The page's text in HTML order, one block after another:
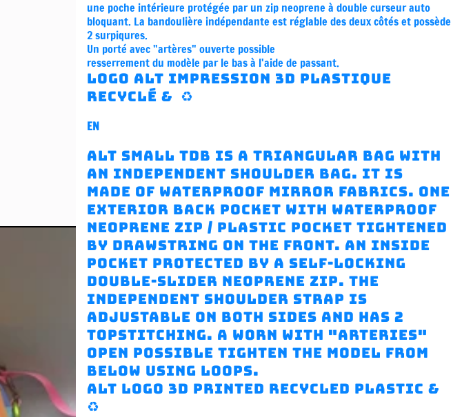
une poche intérieure protégée par un zip neoprene à double curseur auto
bloquant. La bandoulière indépendante est réglable des deux côtés et possède
2 surpiqures.
Un porté avec "artères" ouverte possible
resserrement du modèle par le bas à l'aide de passant.
Logo ALT impression 3D plastique
recyclé & ♻️
EN
ALT Small TDB is a triangular bag with
an independent shoulder bag. It is
made of waterproof mirror fabrics. One
exterior back pocket with waterproof
neoprene zip / plastic pocket tightened
by drawstring on the front. an inside
pocket protected by a self-locking
double-slider neoprene zip. The
independent shoulder strap is
adjustable on both sides and has 2
topstitching. A worn with "arteries"
open possible Tighten the model from
below using loops.
ALT logo 3D printed recycled plastic &
♻️